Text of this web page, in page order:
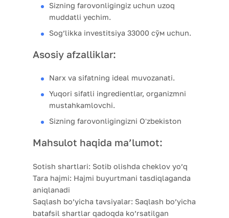
Sizning farovonligingiz uchun uzoq
muddatli yechim.
Sog’likka investitsiya 33000 сўм uchun.
Asosiy afzalliklar:
Narx va sifatning ideal muvozanati.
Yuqori sifatli ingredientlar, organizmni
mustahkamlovchi.
Sizning farovonligingizni Oʻzbekiston
Mahsulot haqida ma’lumot:
Sotish shartlari: Sotib olishda cheklov yo’q
Tara hajmi: Hajmi buyurtmani tasdiqlaganda
aniqlanadi
Saqlash bo’yicha tavsiyalar: Saqlash bo’yicha
batafsil shartlar qadoqda ko’rsatilgan